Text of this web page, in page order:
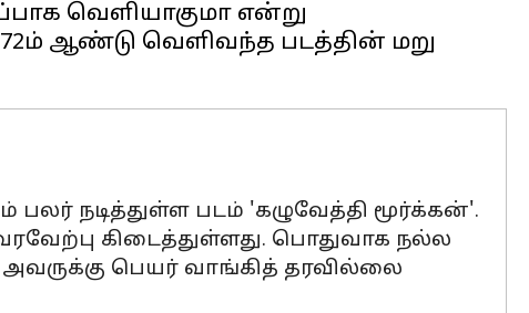
வெளியாகுமா என்று
ஆண்டு வெளிவந்த படத்தின் மறு
நடித்துள்ள படம் 'கழுவேத்தி மூர்க்கன்'.
கிடைத்துள்ளது. பொதுவாக நல்ல
அவருக்கு பெயர் வாங்கித் தரவில்லை